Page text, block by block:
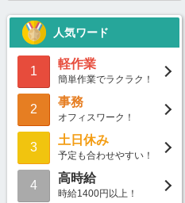
人気ワード
1
軽作業
簡単作業でラクラク！
2
事務
オフィスワーク！
3
土日休み
予定も合わせやすい！
4
高時給
時給1400円以上！